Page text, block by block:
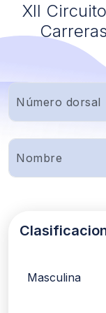
XII
Masculina